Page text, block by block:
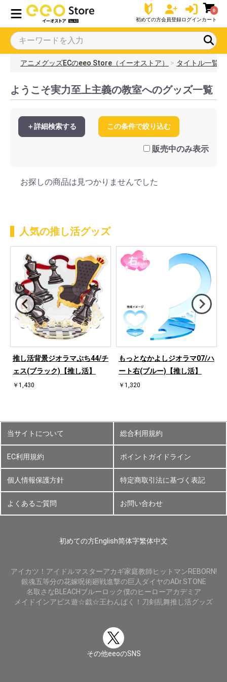
初めての方会員登録ログイン
0
カート
アニメグッズECのeeo Store（イーオストア） タイトル一覧
ようこそ実力至上主義の教室へのグッズ一覧
＋詳細検索する この条件で絞り込む
販売中のみ表示
お探しの商品は見つかりませんでした
人気の推し活グッズ
推し活背景ジオラマぷち44/チ
ェス(ブラック)【推し活】
￥1,430
もっとなかよしジオラマ07/ハ
ート右(ブルー)【推し活】
￥1,320
当サイトについて 総合利用規約
EC利用規約 ポイントガイドライン
個人情報保護方針 特定商取引法に基づく表記
よくあるご質問 お問い合わせ
初めての方English简体字繁体中文
アイカツ！ アイドルマスターアカギ家庭教師ヒットマンREBORN!
銀魂五等分の花嫁呪術廻戦進撃の巨人 ダイヤのADr.STONE
名取さなBLEACHブルーロック僕のヒーローアカデミア
メイドインアビス遊☆戯☆王わんぱく！刀剣乱舞推し活グッズ
その他eeoのSNS